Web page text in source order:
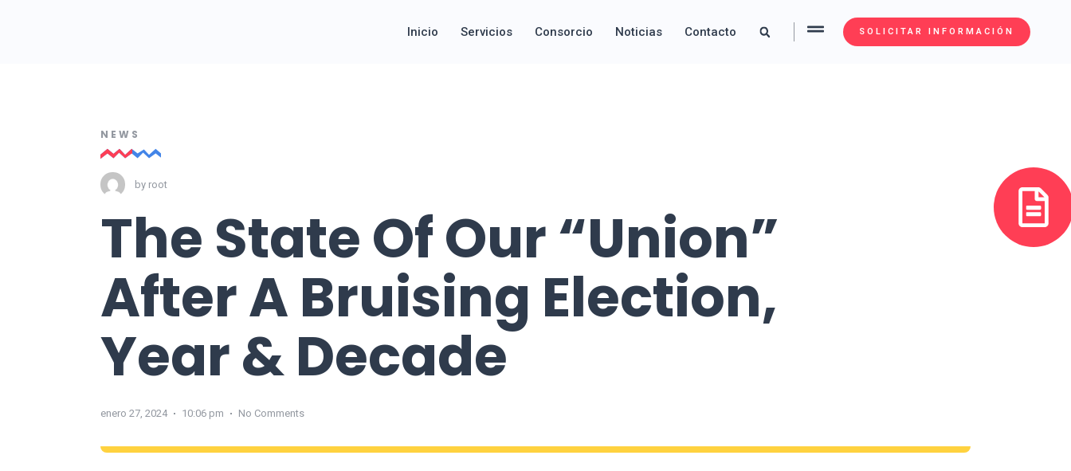
Inicio Servicios Consorcio Noticias Contacto SOLICITAR INFORMACIÓN
NEWS
by root
The State Of Our “Union”
After A Bruising Election,
Year & Decade
enero 27, 2024 10:06 pm No Comments